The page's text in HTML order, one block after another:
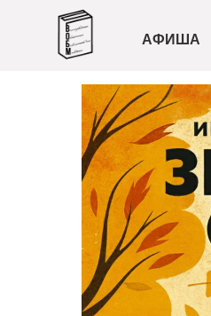
АФИША